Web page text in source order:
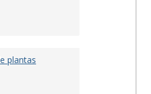
plantas